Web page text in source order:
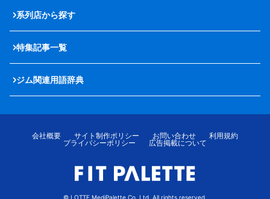
系列店から探す
特集記事一覧
ジム関連用語辞典
会社概要 サイト制作ポリシー お問い合わせ
利用規約
プライバシーポリシー
広告掲載について
© LOTTE MediPalette Co.,Ltd. All rights reserved.